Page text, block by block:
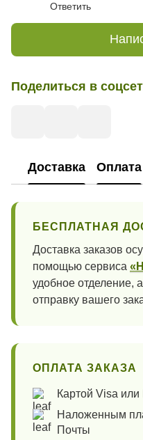
Ответить
Поделиться в
Доставка Оплата
БЕСПЛАТНАЯ
Доставка заказов
помощью сервиса
удобное отделение,
отправку вашего
ОПЛАТА ЗАКАЗА
Картой Visa
Наложенным
Почты